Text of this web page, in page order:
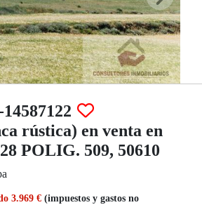
rústica) en venta en
POLIG. 509, 50610
3.969 € (impuestos y gastos no